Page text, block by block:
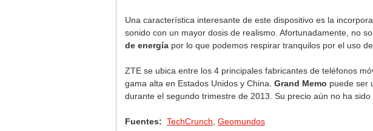
Una característica interesante de este dispositivo es la
sonido con un mayor dosis de realismo. Afortunadamente, no
de energía por lo que podemos respirar tranquilos por el uso
ZTE se ubica entre los 4 principales fabricantes de teléfonos
gama alta en Estados Unidos y China. Grand Memo puede ser
durante el segundo trimestre de 2013. Su precio aún no ha sido
Fuentes: TechCrunch Geomundos